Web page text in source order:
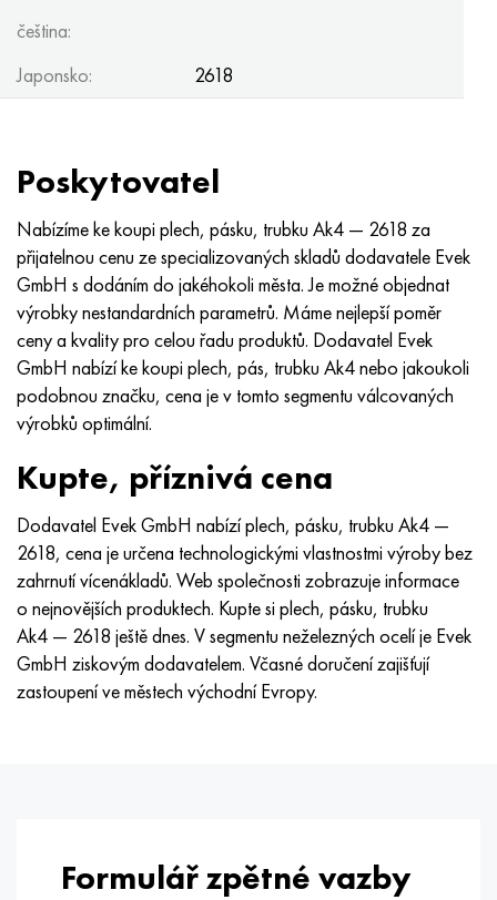
čeština:
Japonsko:
2618
Poskytovatel
Nabízíme ke koupi plech, pásku, trubku Ak4 — 2618 za
přijatelnou cenu ze specializovaných skladů dodavatele Evek
GmbH s dodáním do jakéhokoli města. Je možné objednat
výrobky nestandardních parametrů. Máme nejlepší poměr
ceny a kvality pro celou řadu produktů. Dodavatel Evek
GmbH nabízí ke koupi plech, pás, trubku Ak4 nebo jakoukoli
podobnou značku, cena je v tomto segmentu válcovaných
výrobků optimální.
Kupte, příznivá cena
Dodavatel Evek GmbH nabízí plech, pásku, trubku Ak4 —
2618, cena je určena technologickými vlastnostmi výroby bez
zahrnutí vícenákladů. Web společnosti zobrazuje informace
o nejnovějších produktech. Kupte si plech, pásku, trubku
Ak4 — 2618 ještě dnes. V segmentu neželezných ocelí je Evek
GmbH ziskovým dodavatelem. Včasné doručení zajišťují
zastoupení ve městech východní Evropy.
Formulář zpětné vazby